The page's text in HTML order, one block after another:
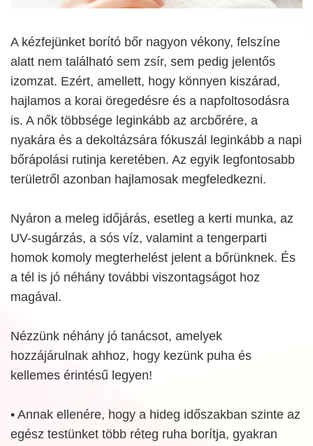
A kézfejünket borító bőr nagyon vékony, felszíne
alatt nem található sem zsír, sem pedig jelentős
izomzat. Ezért, amellett, hogy könnyen kiszárad,
hajlamos a korai öregedésre és a napfoltosodásra
is. A nők többsége leginkább az arcbőrére, a
nyakára és a dekoltázsára fókuszál leginkább a napi
bőrápolási rutinja keretében. Az egyik legfontosabb
területről azonban hajlamosak megfeledkezni.
Nyáron a meleg időjárás, esetleg a kerti munka, az
UV-sugárzás, a sós víz, valamint a tengerparti
homok komoly megterhelést jelent a bőrünknek. És
a tél is jó néhány további viszontagságot hoz
magával.
Nézzünk néhány jó tanácsot, amelyek
hozzájárulnak ahhoz, hogy kezünk puha és
kellemes érintésű legyen!
• Annak ellenére, hogy a hideg időszakban szinte az
egész testünket több réteg ruha borítja, gyakran